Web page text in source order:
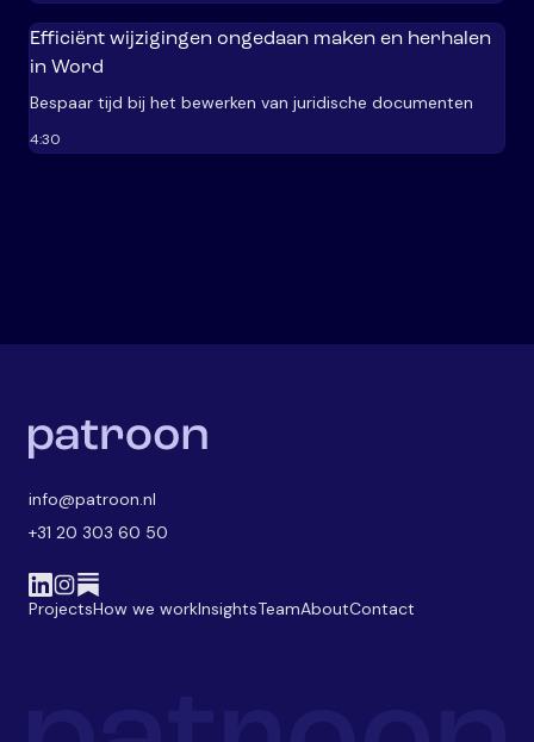
Efficiënt wijzigingen ongedaan maken en herhalen
in Word
Bespaar tijd bij het bewerken van juridische documenten
4:30
info@patroon.nl
+31 20 303 60 50
ProjectsHow we workInsightsTeamAboutContact